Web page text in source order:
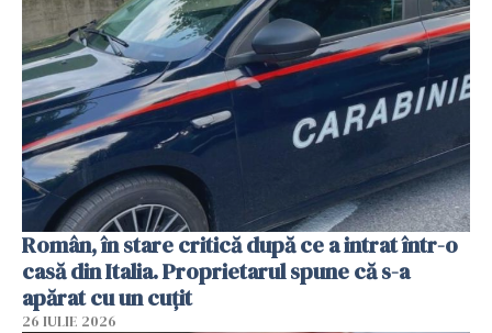
Român, în stare critică după ce a intrat într-o
casă din Italia. Proprietarul spune că s-a
apărat cu un cuțit
26 IULIE 2026